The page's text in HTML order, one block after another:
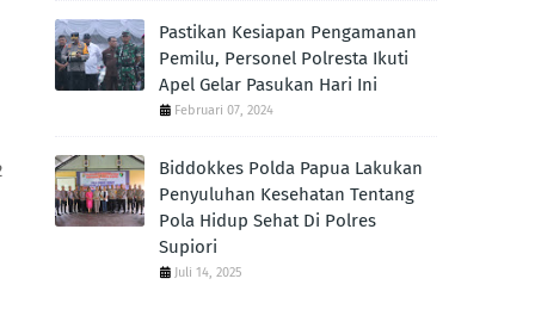
Pastikan Kesiapan Pengamanan
Pemilu, Personel Polresta Ikuti
Apel Gelar Pasukan Hari Ini
Februari 07, 2024
Biddokkes Polda Papua Lakukan
Penyuluhan Kesehatan Tentang
Pola Hidup Sehat Di Polres
Supiori
Juli 14, 2025